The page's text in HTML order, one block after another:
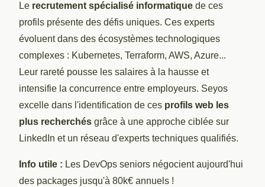
Le recrutement spécialisé informatique de ces
profils présente des défis uniques. Ces experts
évoluent dans des écosystèmes technologiques
complexes : Kubernetes, Terraform, AWS, Azure...
Leur rareté pousse les salaires à la hausse et
intensifie la concurrence entre employeurs. Seyos
excelle dans l'identification de ces profils web les
plus recherchés grâce à une approche ciblée sur
LinkedIn et un réseau d'experts techniques qualifiés.
Info utile : Les DevOps seniors négocient aujourd'hui
des packages jusqu'à 80k€ annuels !